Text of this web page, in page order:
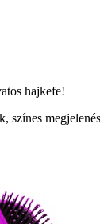
hajkefe!
színes